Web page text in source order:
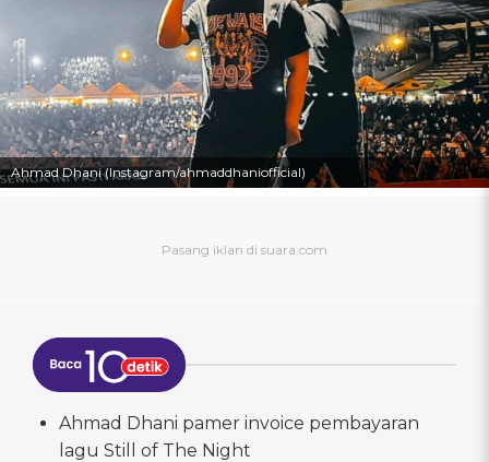
Ahmad Dhani (Instagram/ahmaddhaniofficial)
Ahmad Dhani pamer invoice pembayaran
lagu Still of The Night